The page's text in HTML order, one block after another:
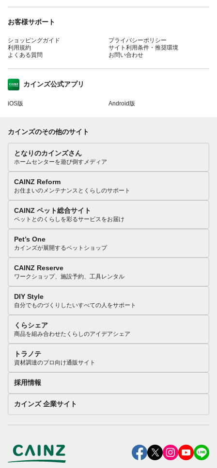
お客様サポート
ショッピングガイド
利用規約
よくある質問
プライバシーポリシー
サイト利用条件・推奨環境
お問い合わせ
カインズ公式アプリ
iOS版 Android版
カインズのその他のサイト
となりのカインズさん
ホームセンターを遊び倒すメディア
CAINZ Reform
お住まいのメンテナンスとくらしのサポート
CAINZ ペット総合サイト
ペットとのくらしを彩るサービスをお届け
Pet’s One
カインズが展開するペットショップ
CAINZ Reserve
ワークショップ、施設予約、工具レンタル
DIY Style
自分でものづくりしたいすべての人をサポート
くらシェア
商品を組み合わせたくらしのアイデアシェア
トラノテ
資材調達のプロ向け通販サイト
採用情報
カインズ 企業サイト